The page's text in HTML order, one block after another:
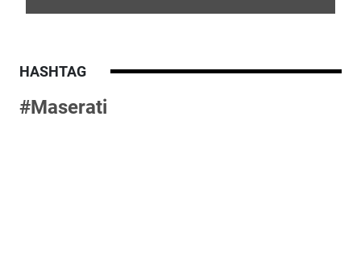
HASHTAG
#Maserati